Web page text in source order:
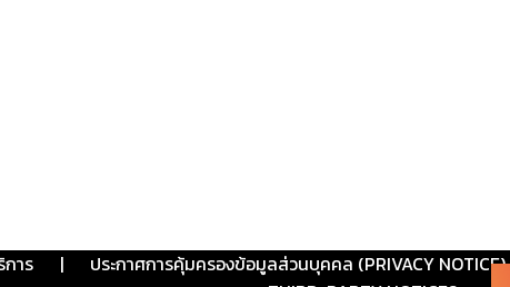
การ | ประกาศการคุ้มครองข้อมูลส่วนบุคคล (PRIVACY NOTICE)